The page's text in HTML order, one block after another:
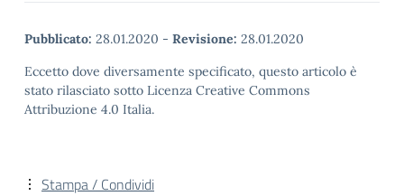
Pubblicato: 28.01.2020 - Revisione: 28.01.2020
Eccetto dove diversamente specificato, questo articolo è
stato rilasciato sotto Licenza Creative Commons
Attribuzione 4.0 Italia.
Stampa / Condividi